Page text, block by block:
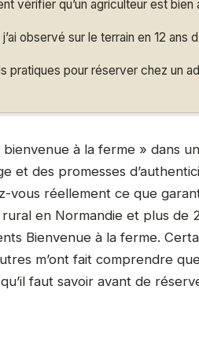
vérifier qu’un agriculteur est bien
observé sur le terrain en 12 ans
pratiques pour réserver chez un
bienvenue à la ferme » dans
et des promesses
vous réellement ce que
en Normandie et plus de
Bienvenue à la ferme.
m’ont fait comprendre
faut savoir avant de